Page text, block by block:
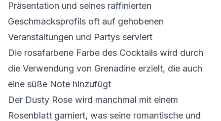
Präsentation und seines raffinierten
Geschmacksprofils oft auf gehobenen
Veranstaltungen und Partys serviert
Die rosafarbene Farbe des Cocktails wird durch
die Verwendung von Grenadine erzielt, die auch
eine süße Note hinzufügt
Der Dusty Rose wird manchmal mit einem
Rosenblatt garniert, was seine romantische und